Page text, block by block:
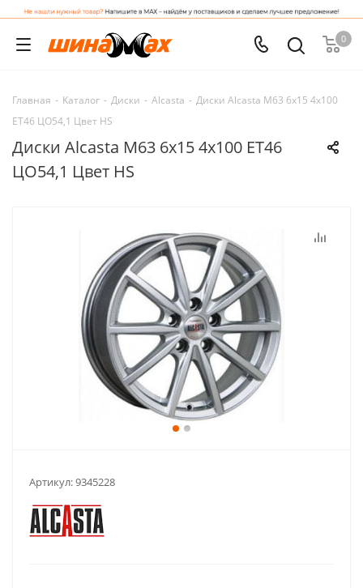
0
Главная - Каталог - Диски - Alcasta - Диски Alcasta M63 6x15 4x100
ET46 ЦО54,1 Цвет HS
Диски Alcasta M63 6x15 4x100 ET46
ЦО54,1 Цвет HS
Артикул:9345228